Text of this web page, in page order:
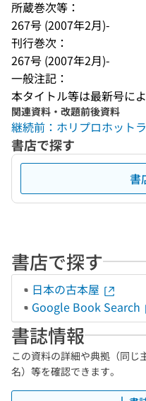
所蔵巻次等：
267号 (2007年2月)-
刊行巻次：
267号 (2007年2月)-
一般注記：
本タイトル等は最新号に
関連資料・改題前後資料
継続前：ホリプロホット
書店で探す
書
書店で探す
日本の古本屋
Google Book Search
書誌情報
この資料の詳細や典拠（同じ
名）等を確認できます。